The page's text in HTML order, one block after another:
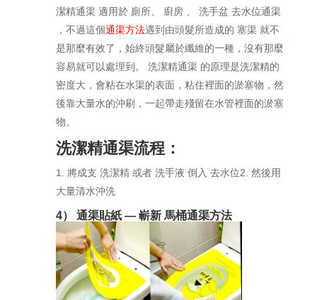
潔精通渠 適用於 廁所、 廚房 、 洗手盆 去水位通渠
，不過這個通渠方法遇到由頭髮所造成的 塞渠 就不
是那麼有效了，始終頭髮屬於纖維的一種，沒有那麼
容易就可以處理到。 洗潔精通渠 的原理是洗潔精的
密度大，會粘在水渠的表面，粘住裡面的淤塞物，然
後靠大量水的沖刷，一起帶走殘留在水管裡面的淤塞
物。
洗潔精通渠流程：
1. 將成支 洗潔精 或者 洗手液 倒入 去水位2. 然後用
大量清水沖洗
4） 通渠貼紙 — 嶄新 馬桶通渠方法